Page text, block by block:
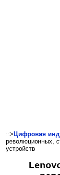
::> Цифровая
революционных,
устройств